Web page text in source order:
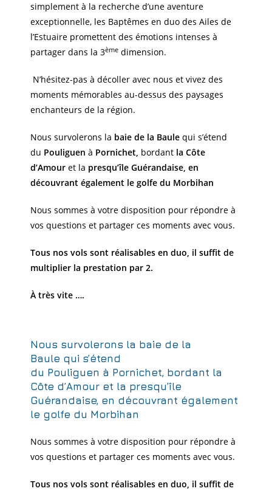
simplement à la recherche d’une aventure
exceptionnelle, les Baptêmes en duo des Ailes de
l’Estuaire promettent des émotions intenses à
partager dans la 3ème dimension.
N’hésitez-pas à décoller avec nous et vivez des
moments mémorables au-dessus des paysages
enchanteurs de la région.
Nous survolerons la baie de la Baule qui s’étend
du Pouliguen à Pornichet, bordant la Côte
d’Amour et la presqu’île Guérandaise, en
découvrant également le golfe du Morbihan
Nous sommes à votre disposition pour répondre à
vos questions et partager ces moments avec vous.
Tous nos vols sont réalisables en duo, il suffit de
multiplier la prestation par 2.
À très vite ….
Nous survolerons la baie de la
Baule qui s’étend
du Pouliguen à Pornichet, bordant la
Côte d’Amour et la presqu’île
Guérandaise, en découvrant également
le golfe du Morbihan
Nous sommes à votre disposition pour répondre à
vos questions et partager ces moments avec vous.
Tous nos vols sont réalisables en duo, il suffit de